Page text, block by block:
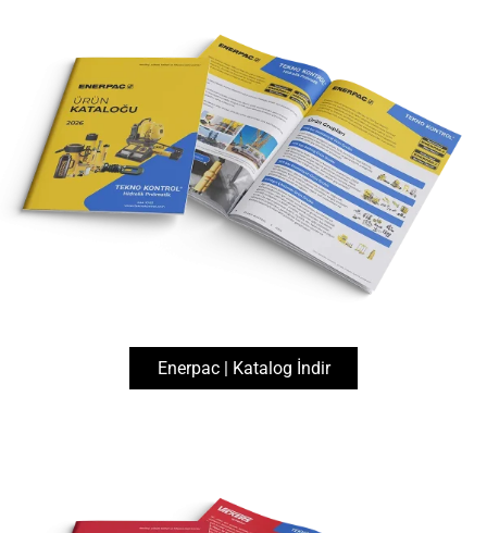
Enerpac Bolting Ekipmanları
Güç Üniteleri
TQ-Serisi, Hafif Elektrikli Tork Anahtarı Pompası
Enerpac | Katalog İndir